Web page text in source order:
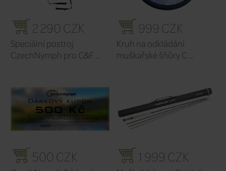
nošení na holé tělo. Toto triko je tak
letní lovy!
SOUVISEJÍCÍ
Videa